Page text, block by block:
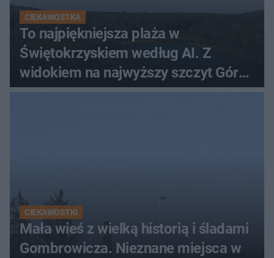
CIEKAWOSTKA
To najpiękniejsza plaża w
Świętokrzyskiem według AI. Z
widokiem na najwyższy szczyt Gór
Świętokrzyskich
CIEKAWOSTKI
Mała wieś z wielką historią i śladami
Gombrowicza. Nieznane miejsca w